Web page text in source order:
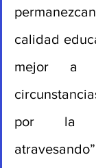
calidad
mejor a
por la